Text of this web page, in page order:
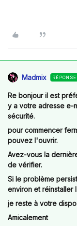
Madmix RÉPONSE
Re bonjour il est
y a votre adresse e-
sécurité.
pour commencer
pouvez l'ouvrir.
Avez-vous la
de vérifier.
Si le problème
environ et réinstaller
je reste à votre
Amicalement